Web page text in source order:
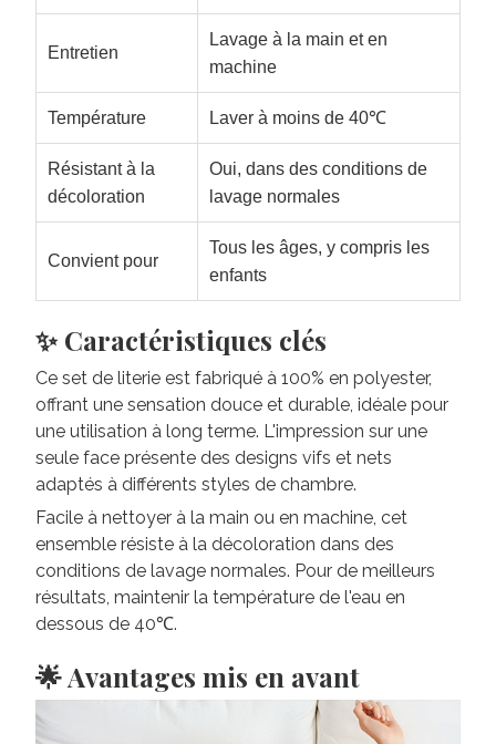
Entretien
Lavage à la main et en
machine
Température Laver à moins de 40℃
Résistant à la
décoloration
Oui, dans des conditions de
lavage normales
Convient pour
Tous les âges, y compris les
enfants
✨ Caractéristiques clés
Ce set de literie est fabriqué à 100% en polyester,
offrant une sensation douce et durable, idéale pour
une utilisation à long terme. L'impression sur une
seule face présente des designs vifs et nets
adaptés à différents styles de chambre.
Facile à nettoyer à la main ou en machine, cet
ensemble résiste à la décoloration dans des
conditions de lavage normales. Pour de meilleurs
résultats, maintenir la température de l'eau en
dessous de 40℃.
🌟 Avantages mis en avant